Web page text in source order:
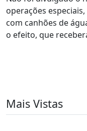
operações
com canhões de
o efeito, que
Mais Vistas